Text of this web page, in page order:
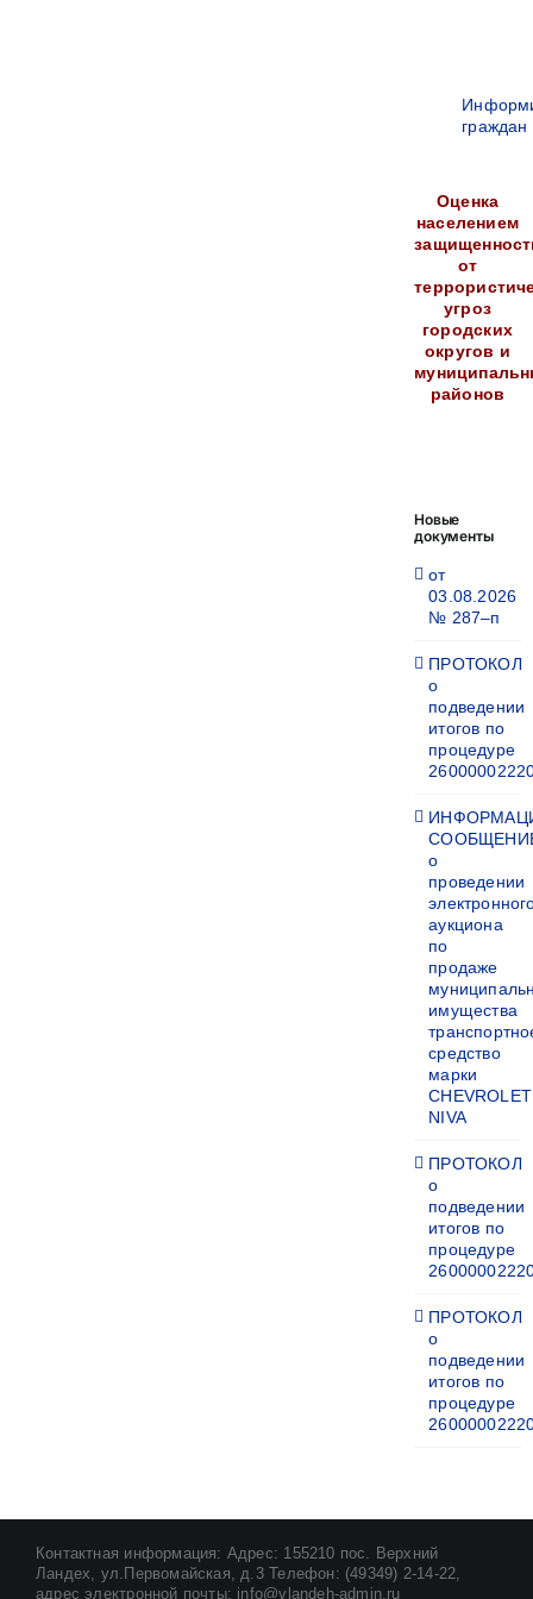
граждан
Оценка
населением
от
угроз
городских
округов и
районов
Новые
документы
от
03.08.2026
№ 287–п
ПРОТОКОЛ
о
подведении
итогов по
процедуре
о
проведении
аукциона
по
продаже
имущества
средство
марки
CHEVROLET
NIVA
ПРОТОКОЛ
о
подведении
итогов по
процедуре
ПРОТОКОЛ
о
подведении
итогов по
процедуре
Контактная информация: Адрес: 155210 пос. Верхний
Ландех, ул.Первомайская, д.3 Телефон: (49349) 2-14-22,
адрес электронной почты: info@vlandeh-admin.ru